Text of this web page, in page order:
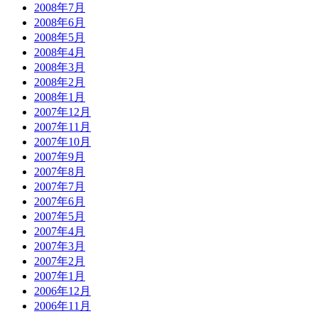
2008年7月
2008年6月
2008年5月
2008年4月
2008年3月
2008年2月
2008年1月
2007年12月
2007年11月
2007年10月
2007年9月
2007年8月
2007年7月
2007年6月
2007年5月
2007年4月
2007年3月
2007年2月
2007年1月
2006年12月
2006年11月